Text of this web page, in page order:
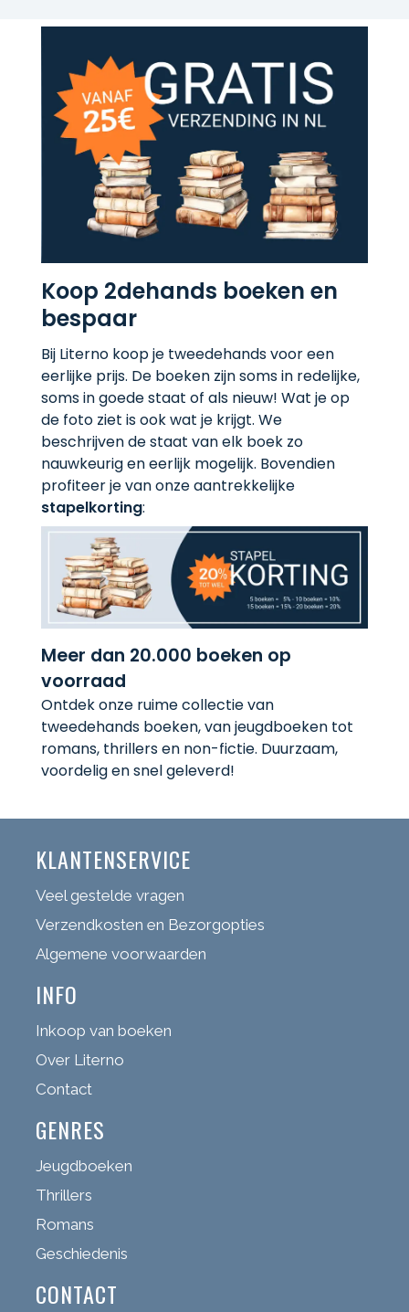
Koop 2dehands boeken en
bespaar
Bij Literno koop je tweedehands voor een
eerlijke prijs. De boeken zijn soms in redelijke,
soms in goede staat of als nieuw! Wat je op
de foto ziet is ook wat je krijgt. We
beschrijven de staat van elk boek zo
nauwkeurig en eerlijk mogelijk. Bovendien
profiteer je van onze aantrekkelijke
stapelkorting:
Meer dan 20.000 boeken op
voorraad
Ontdek onze ruime collectie van
tweedehands boeken, van jeugdboeken tot
romans, thrillers en non-fictie. Duurzaam,
voordelig en snel geleverd!
KLANTENSERVICE
Veel gestelde vragen
Verzendkosten en Bezorgopties
Algemene voorwaarden
INFO
Inkoop van boeken
Over Literno
Contact
GENRES
Jeugdboeken
Thrillers
Romans
Geschiedenis
CONTACT